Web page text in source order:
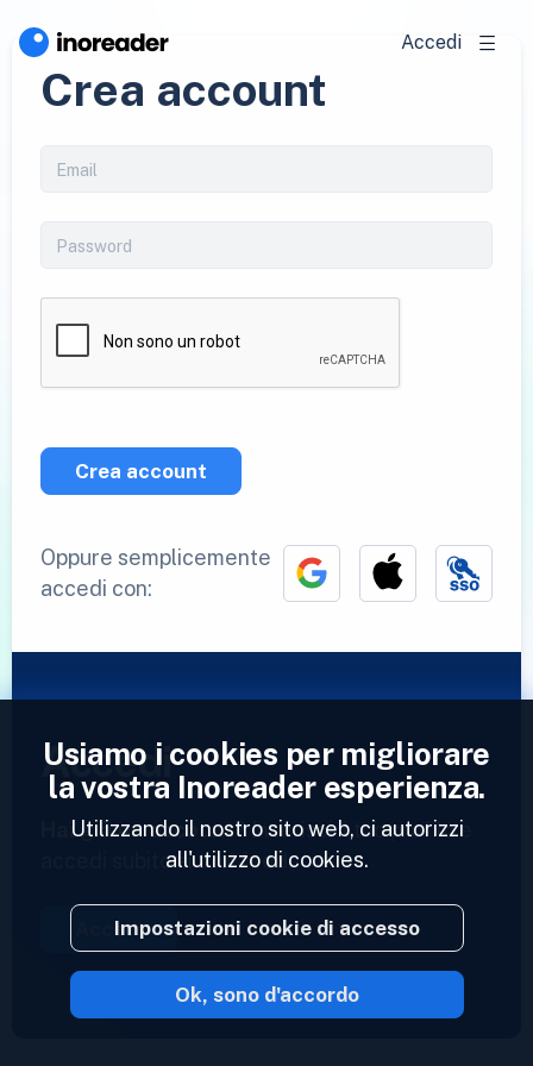
Accedi
Crea account
Crea account
Oppure semplicemente
accedi con:
Accedi
Hai già un account?Inserisci il tuo profilo e
accedi subito ai tuoi feed.
Accedi
2023 © Inoreader
Usiamo i cookies per migliorare
la vostra Inoreader esperienza.
Utilizzando il nostro sito web, ci autorizzi
all'utilizzo di cookies.
Impostazioni cookie di accesso
Ok, sono d'accordo